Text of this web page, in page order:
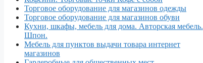
Торговое оборудование для магазинов одежды
Торговое оборудование для магазинов обуви
Кухни, шкафы, мебель для дома. Авторская мебель.
Шпон.
Мебель для пунктов выдачи товара интернет
магазинов